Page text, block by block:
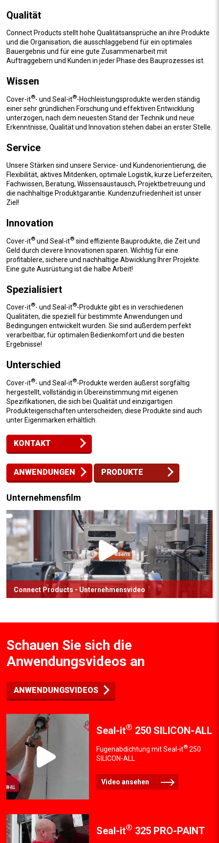
Qualität
Connect Products stellt hohe Qualitätsansprüche an ihre Produkte
und die Organisation, die ausschlaggebend für ein optimales
Bauergebnis und für eine gute Zusammenarbeit mit
Auftraggebern und Kunden in jeder Phase des Bauprozesses ist.
Wissen
Cover-it®- und Seal-it®-Hochleistungsprodukte werden ständig
einer sehr gründlichen Forschung und effektiven Entwicklung
unterzogen, nach dem neuesten Stand der Technik und neue
Erkenntnisse, Qualität und Innovation stehen dabei an erster Stelle.
Service
Unsere Stärken sind unsere Service- und Kundenorientierung, die
Flexibilität, aktives Mitdenken, optimale Logistik, kurze Lieferzeiten,
Fachwissen, Beratung, Wissensaustausch, Projektbetreuung und
die nachhaltige Produktgarantie. Kundenzufriedenheit ist unser
Ziel!
Innovation
Cover-it® und Seal-it® sind effiziente Bauprodukte, die Zeit und
Geld durch clevere Innovationen sparen. Wichtig für eine
profitablere, sichere und nachhaltige Abwicklung Ihrer Projekte.
Eine gute Ausrüstung ist die halbe Arbeit!
Spezialisiert
Cover-it®- und Seal-it®-Produkte gibt es in verschiedenen
Qualitäten, die speziell für bestimmte Anwendungen und
Bedingungen entwickelt wurden. Sie sind außerdem perfekt
verarbeitbar, für optimalen Bedienkomfort und die besten
Ergebnisse!
Unterschied
Cover-it®- und Seal-it®-Produkte werden äußerst sorgfältig
hergestellt, vollständig in Übereinstimmung mit eigenen
Spezifikationen, die sich bei Qualität und einzigartigen
Produkteigenschaften unterscheiden; diese Produkte sind auch
unter Eigenmarken erhältlich.
KONTAKT
ANWENDUNGEN PRODUKTE
Unternehmensfilm
Connect Products - Unternehmensvideo
Schauen Sie sich die
Anwendungsvideos an
ANWENDUNGSVIDEOS
Seal-it® 250 SILICON-ALL
Fugenabdichtung mit Seal-it®250
SILICON-ALL
Video ansehen
Seal-it® 325 PRO-PAINT